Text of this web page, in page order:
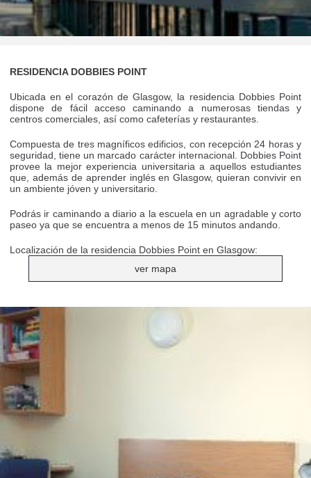
RESIDENCIA DOBBIES POINT
Ubicada en el corazón de Glasgow, la residencia Dobbies Point
dispone de fácil acceso caminando a numerosas tiendas y
centros comerciales, así como cafeterías y restaurantes.
Compuesta de tres magníficos edificios, con recepción 24 horas y
seguridad, tiene un marcado carácter internacional. Dobbies Point
provee la mejor experiencia universitaria a aquellos estudiantes
que, además de aprender inglés en Glasgow, quieran convivir en
un ambiente jóven y universitario.
Podrás ir caminando a diario a la escuela en un agradable y corto
paseo ya que se encuentra a menos de 15 minutos andando.
Localización de la residencia Dobbies Point en Glasgow:
ver mapa